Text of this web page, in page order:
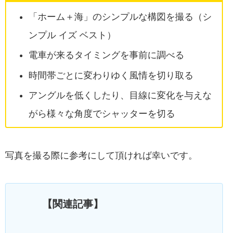
「ホーム＋海」のシンプルな構図を撮る（シ
ンプル イズ ベスト）
電車が来るタイミングを事前に調べる
時間帯ごとに変わりゆく風情を切り取る
アングルを低くしたり、目線に変化を与えな
がら様々な角度でシャッターを切る
写真を撮る際に参考にして頂ければ幸いです。
【関連記事】